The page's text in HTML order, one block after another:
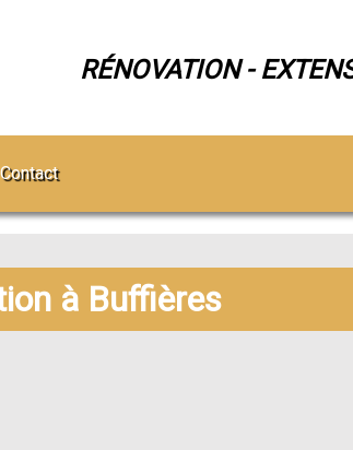
RÉNOVATION -
Contact
à Buffières